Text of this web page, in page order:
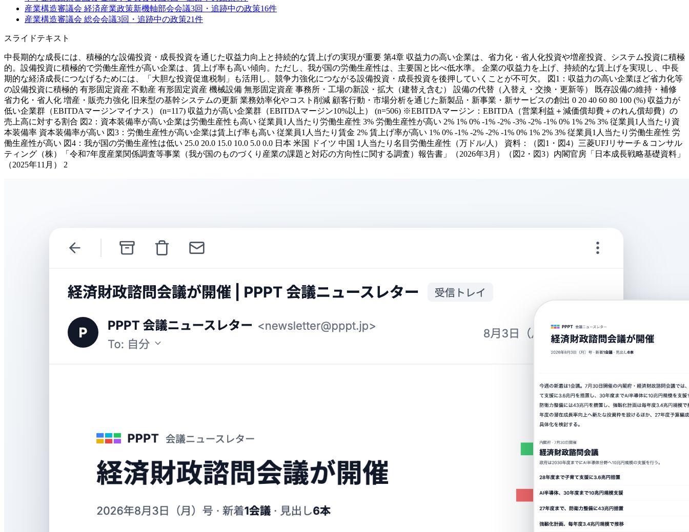
産業構造審議会 経済産業政策新機軸部会会議3回・追跡中の政策16件
産業構造審議会 総会会議3回・追跡中の政策21件
スライドテキスト
中長期的な成長には、積極的な設備投資・成長投資を通じた収益力向上と持続的な賃上げの実現が重要 第4章 収益力の高い企業は、省力化・省人化投資や増産投資、システム投資に積極
的。設備投資に積極的で労働生産性が高い企業は、賃上げ率も高い傾向。ただし、我が国の労働生産性は、主要国と比べ低水準。 企業の収益力を上げ、持続的な賃上げを実現し、中長
期的な経済成長につなげるためには、「大胆な投資促進税制」も活用し、競争力強化につながる設備投資・成長投資を後押していくことが不可欠。 図1：収益力の高い企業ほど省力化等
の設備投資に積極的 有形固定資産 不動産 有形固定資産 機械設備 無形固定資産 事務所・工場の新設・拡大（建替え含む） 設備の代替（入替え・交換・更新等） 既存設備の維持・補修
省力化・省人化 増産・販売力強化 旧来型の基幹システムの更新 業務効率化やコスト削減 顧客行動・市場分析を通じた新製品・新事業・新サービスの創出 0 20 40 60 80 100 (%) 収益力が
低い企業群（EBITDAマージンマイナス） (n=117) 収益力が高い企業群（EBITDAマージン10%以上） (n=506) ※EBITDAマージン：EBITDA（営業利益＋減価償却費＋のれん償却費）の
売上高に対する割合 図2：資本装備率が高い企業は労働生産性も高い 従業員1人当たり労働生産性 3% 労働生産性が高い 2% 1% 0% -1% -2% -3% -2% -1% 0% 1% 2% 3% 従業員1人当たり資
本装備率 資本装備率が高い 図3：労働生産性が高い企業は賃上げ率も高い 従業員1人当たり賃金 2% 賃上げ率が高い 1% 0% -1% -2% -2% -1% 0% 1% 2% 3% 従業員1人当たり労働生産性 労
働生産性が高い 図4：我が国の労働生産性は低い 25.0 20.0 15.0 10.0 5.0 0.0 日本 米国 ドイツ 中国 1人当たり名目労働生産性（万ドル/人） 資料：（図1・図4）三菱UFJリサーチ＆コンサル
ティング（株）「令和7年度産業関係調査等事業（我が国のものづくり産業の課題と対応の方向性に関する調査）報告書」（2026年3月）（図2・図3）内閣官房「日本成長戦略基礎資料」
（2025年11月） 2